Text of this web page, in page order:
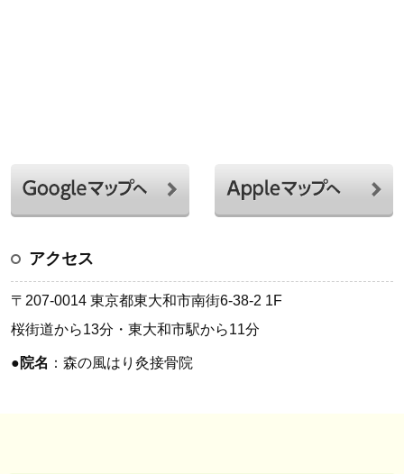
アクセス
〒207-0014 東京都東大和市南街6-38-2 1F
桜街道から13分・東大和市駅から11分
●院名 ：森の風はり灸接骨院